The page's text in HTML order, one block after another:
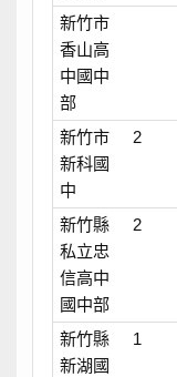
新竹市
香山高
中國中
部
新竹市
新科國
中
2
新竹縣
私立忠
信高中
國中部
2
新竹縣
新湖國
1